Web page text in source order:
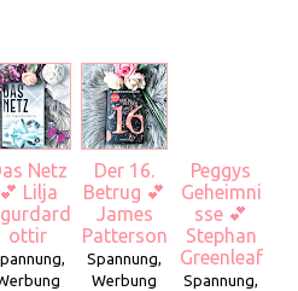
Netz
💕 Lilja
ottir
Der 16.
Betrug 💕
James
Patterson
Spannung,
Werbung
Peggys
Geheimni
sse 💕
Stephan
Greenleaf
Spannung,